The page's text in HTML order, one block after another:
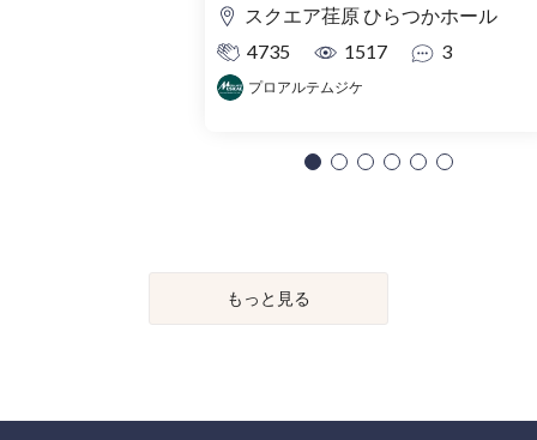
スクエア荏原 ひらつかホール
4735
1517 3
プロアルテムジケ
もっと見る